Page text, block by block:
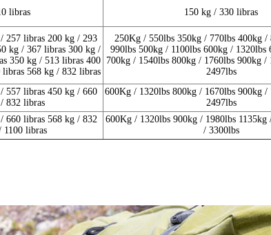
libras 150 kg / 330 libras
257 libras 200 kg / 293
kg / 367 libras 300 kg /
350 kg / 513 libras 400
568 kg / 832 libras
250Kg / 550lbs 350kg / 770lbs 400kg /
990lbs 500kg / 1100lbs 600kg / 1320lbs
700kg / 1540lbs 800kg / 1760lbs 900kg /
2497lbs
557 libras 450 kg / 660
832 libras
600Kg / 1320lbs 800kg / 1670lbs 900kg /
2497lbs
660 libras 568 kg / 832
1100 libras
600Kg / 1320lbs 900kg / 1980lbs 1135kg
/ 3300lbs